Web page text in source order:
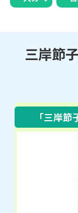
三岸節
「三岸節